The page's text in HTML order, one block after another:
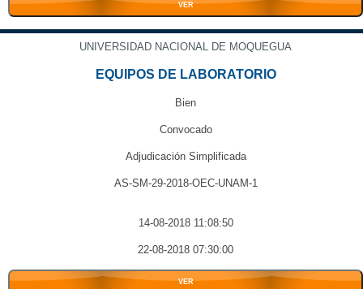
VER
UNIVERSIDAD NACIONAL DE MOQUEGUA
EQUIPOS DE LABORATORIO
Bien
Convocado
Adjudicación Simplificada
AS-SM-29-2018-OEC-UNAM-1
14-08-2018 11:08:50
22-08-2018 07:30:00
VER